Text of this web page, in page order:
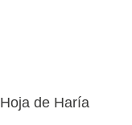
Hoja de Haría